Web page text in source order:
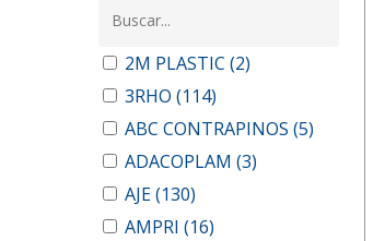
2M PLASTIC (2)
3RHO (114)
ABC CONTRAPINOS (5)
ADACOPLAM (3)
AJE(130)
AMPRI (16)